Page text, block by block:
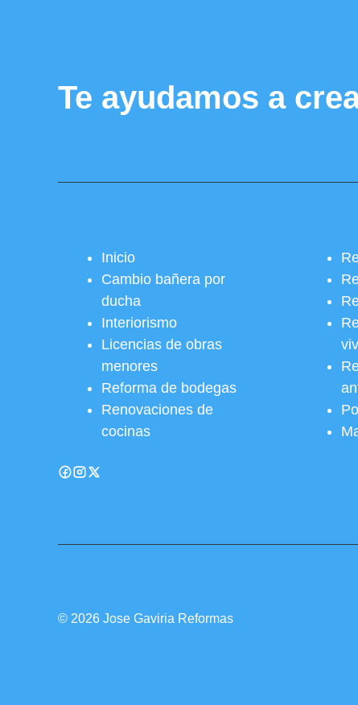
Te ayudamos a
Inicio
Cambio bañera por
ducha
Interiorismo
Licencias de obras
menores
Reforma de bodegas
Renovaciones de
cocinas
© 2026 Jose Gaviria Reformas